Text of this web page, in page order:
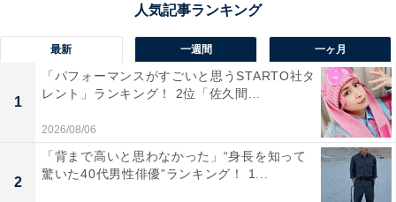
第1位：山下智久『コード・ブルー -ドクターヘリ
最新 一週間 一ヶ月
1
「パフォーマンスがすごいと思うSTARTO社タ
レント」ランキング！ 2位「佐久間...
2026/08/06
2
「背まで高いと思わなかった」“身長を知って
驚いた40代男性俳優”ランキング！ 1...